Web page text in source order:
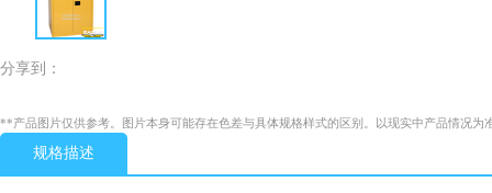
分享到：
**产品图片仅供参考。图片本身可能存在色差与具体规格样式的区别。以现实中产品情况为
规格描述